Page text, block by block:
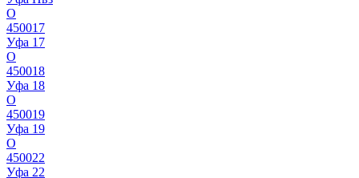
О
450017
Уфа 17
О
450018
Уфа 18
О
450019
Уфа 19
О
450022
Уфа 22